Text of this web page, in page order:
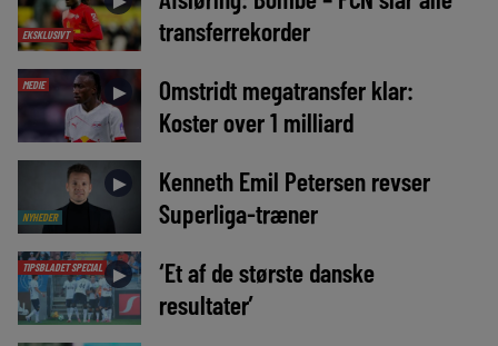
EKSKLUSIVT
transferrekorder
MEDIE ►
Omstridt megatransfer klar:
Koster over 1 milliard
NYHEDER
►
Kenneth Emil Petersen revser
Superliga-træner
TIPSBLADET SPECIAL ►
‘Et af de største danske
resultater’